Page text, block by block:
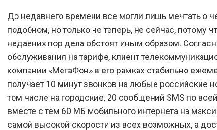
До недавнего времени все могли лишь мечтать о
подобном, но только не теперь, не сейчас, потому
недавних пор дела обстоят иным образом.
обслуживания на тарифе, клиент
компании «МегаФон» в его рамках стабильно
получает 10 минут звонков на любые российские
том числе на городские, 20 сообщений SMS по
вместе с тем 60 МБ мобильного интернета на
самой высокой скорости из всех возможных, а